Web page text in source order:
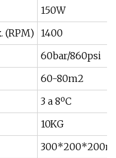
150W
(RPM) 1400
60bar/860psi
60-80m2
3 a 8ºC
10KG